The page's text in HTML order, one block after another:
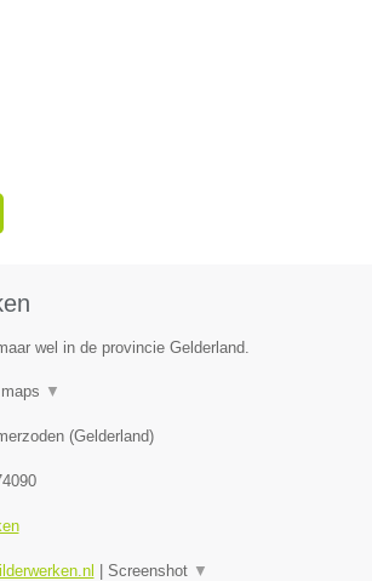
wel in de provincie Gelderland.
▼
(Gelderland)
Screenshot ▼